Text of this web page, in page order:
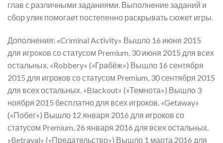
глав с различными заданиями. Выполнение заданий и
сбор улик помогает постепенно раскрывать сюжет игры.
Дополнения: «Criminal Activity» Вышло 16 июня 2015
для игроков со статусом Premium, 30 июня 2015 для всех
остальных. «Robbery» («Грабёж») Вышло 16 сентября
2015 для игроков со статусом Premium, 30 сентября 2015
для всех остальных. «Blackout» («Темнота») Вышло 3
ноября 2015 бесплатно для всех игроков. «Getaway»
(«Побег») Вышло 12 января 2016 для игроков со
статусом Premium, 26 января 2016 для всех остальных.
«Betrayal» («Предательство») Вышло 1 марта 2016 для